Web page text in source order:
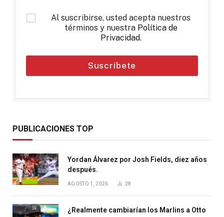
*
Al suscribirse, usted acepta nuestros
términos y nuestra Política de
Privacidad.
Suscríbete
PUBLICACIONES TOP
Yordan Álvarez por Josh Fields, diez años
después.
AGOSTO 1, 2026 28
¿Realmente cambiarían los Marlins a Otto